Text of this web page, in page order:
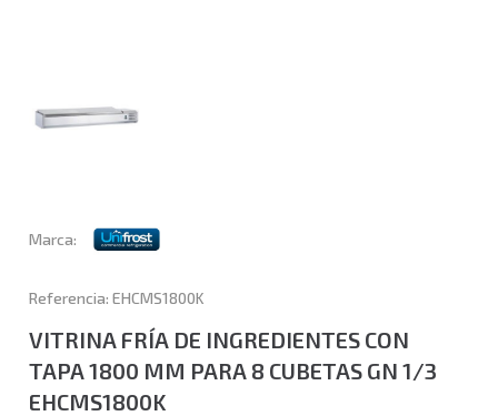
Marca:
Referencia: EHCMS1800K
VITRINA FRÍA DE INGREDIENTES CON
TAPA 1800 MM PARA 8 CUBETAS GN 1/3
EHCMS1800K